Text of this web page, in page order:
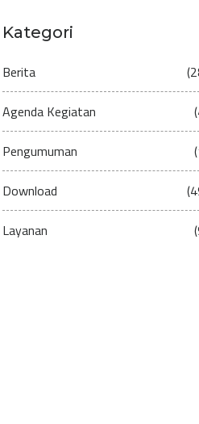
Kategori
Berita
Agenda Kegiatan
Pengumuman
Download
Layanan